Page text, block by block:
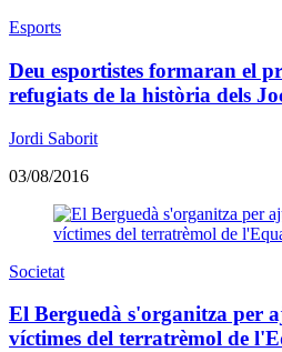
Esports
Deu esportistes formaran el
refugiats de la història dels
Jordi Saborit
03/08/2016
Societat
El Berguedà s'organitza per
víctimes del terratrèmol de